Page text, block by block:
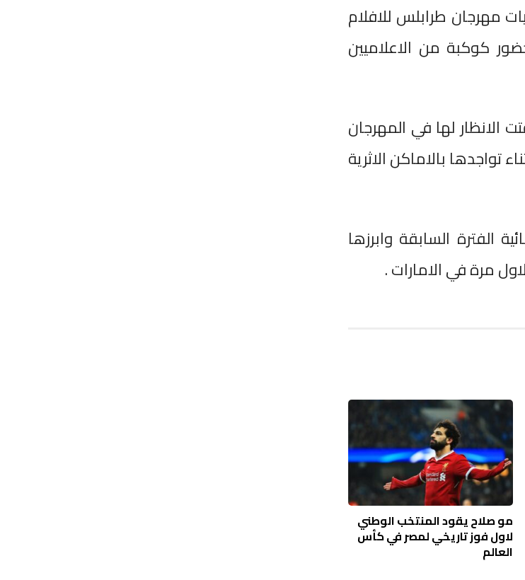
مهرجان طرابلس للافلام
كوكبة من الاعلاميين
لها في المهرجان
بالاماكن الاثرية
الفترة السابقة وابرزها
مرة في الامارات .
مو صلاح يقود المنتخب الوطني
لاول فوز تاريخي لمصر في كأس
العالم